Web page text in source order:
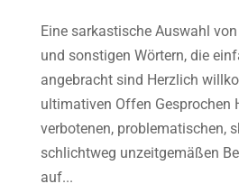
Eine sarkastische Auswahl
und sonstigen Wörtern, die
angebracht sind Herzlich
ultimativen Offen Gesprochen
verbotenen, problematischen,
schlichtweg unzeitgemäßen
auf...